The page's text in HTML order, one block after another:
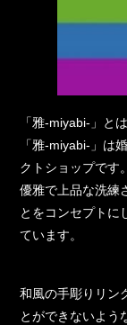
「雅-miyabi-」と
「雅-miyabi-」は
クトショップです。
優雅で上品な洗練
とをコンセプトに
ています。
和風の手彫りリン
とができないよう